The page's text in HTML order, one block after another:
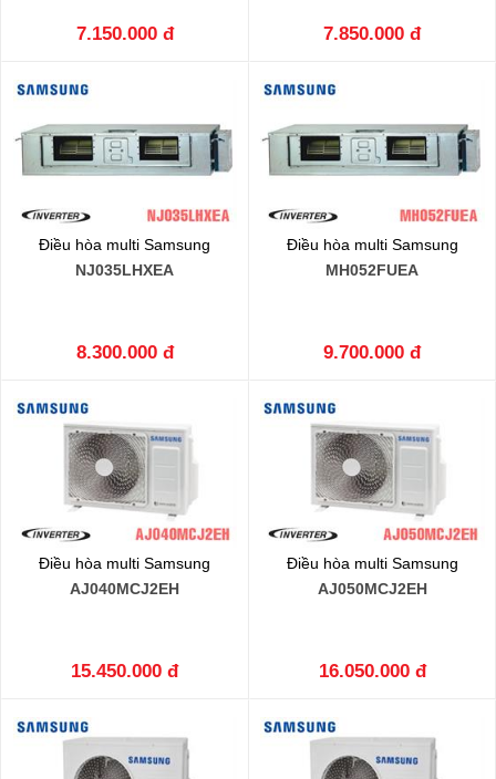
7.150.000 đ 7.850.000 đ
Điều hòa multi Samsung
NJ035LHXEA
8.300.000 đ
Điều hòa multi Samsung
MH052FUEA
9.700.000 đ
Điều hòa multi Samsung
AJ040MCJ2EH
15.450.000 đ
Điều hòa multi Samsung
AJ050MCJ2EH
16.050.000 đ